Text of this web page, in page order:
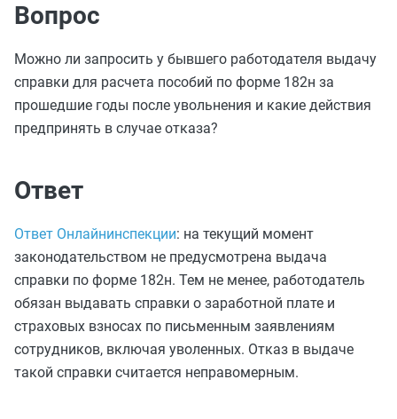
Вопрос
Можно ли запросить у бывшего работодателя выдачу
справки для расчета пособий по форме 182н за
прошедшие годы после увольнения и какие действия
предпринять в случае отказа?
Ответ
Ответ Онлайнинспекции: на текущий момент
законодательством не предусмотрена выдача
справки по форме 182н. Тем не менее, работодатель
обязан выдавать справки о заработной плате и
страховых взносах по письменным заявлениям
сотрудников, включая уволенных. Отказ в выдаче
такой справки считается неправомерным.